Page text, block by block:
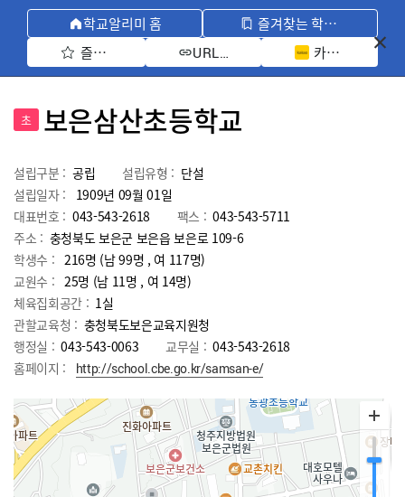
학교알리미 홈
즐겨찾는 학교 모아보기
즐겨찾기 선택
URL 복사 카카오톡 공유
초 보은삼산초등학교
설립구분 : 공립 설립유형 : 단설
설립일자 :
1909년 09월 01일
대표번호 : 043-543-2618 팩스 : 043-543-5711
주소 : 충청북도 보은군 보은읍 보은로 109-6
학생수 : 216명 (남 99명 , 여 117명)
교원수 : 25명 (남 11명 , 여 14명)
체육집회공간 : 1실
관할교육청 : 충청북도보은교육지원청
행정실 : 043-543-0063 교무실 : 043-543-2618
홈페이지 :
http://school.cbe.go.kr/samsan-e/